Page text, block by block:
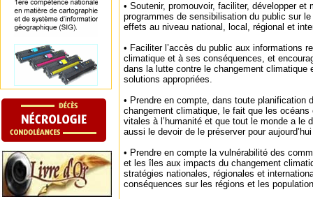
• Soutenir, promouvoir, faciliter, développer
programmes de sensibilisation du public sur
effets au niveau national, local, régional et
• Faciliter l’accès du public aux informations
climatique et à ses conséquences, et
dans la lutte contre le changement
solutions appropriées.
• Prendre en compte, dans toute planification
changement climatique, le fait que les
vitales à l’humanité et que tout le monde a le
aussi le devoir de le préserver pour
• Prendre en compte la vulnérabilité des
et les îles aux impacts du changement
stratégies nationales, régionales et
conséquences sur les régions et les